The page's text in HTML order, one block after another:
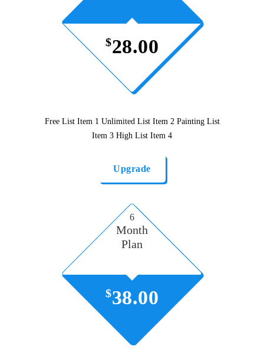
$28.00
Free List Item 1 Unlimited List Item 2 Painting List
Item 3 High List Item 4
Upgrade
6
Month
Plan
$38.00